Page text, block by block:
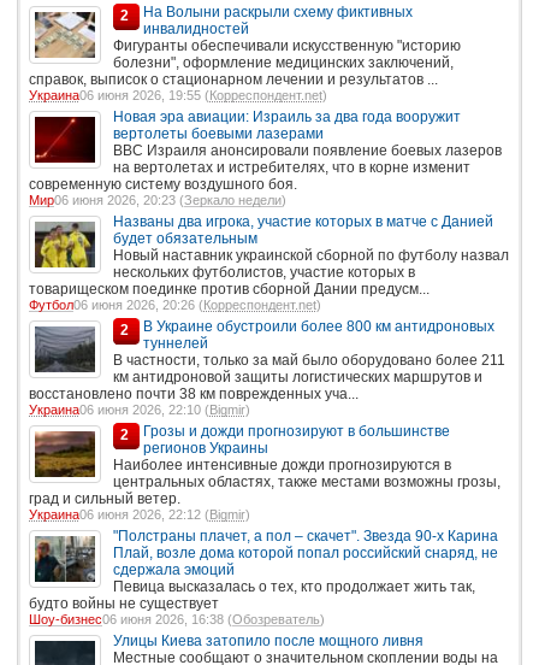
2
На Волыни раскрыли схему фиктивных
инвалидностей
Фигуранты обеспечивали искусственную "историю
болезни", оформление медицинских заключений,
справок, выписок о стационарном лечении и результатов ...
Украина06 июня 2026, 19:55 ( Корреспондент.net)
Новая эра авиации: Израиль за два года вооружит
вертолеты боевыми лазерами
ВВС Израиля анонсировали появление боевых лазеров
на вертолетах и истребителях, что в корне изменит
современную систему воздушного боя.
Мир06 июня 2026, 20:23 (Зеркало недели)
Названы два игрока, участие которых в матче с Данией
будет обязательным
Новый наставник украинской сборной по футболу назвал
нескольких футболистов, участие которых в
товарищеском поединке против сборной Дании предусм...
Футбол06 июня 2026, 20:26 ( Корреспондент.net)
2
В Украине обустроили более 800 км антидроновых
туннелей
В частности, только за май было оборудовано более 211
км антидроновой защиты логистических маршрутов и
восстановлено почти 38 км поврежденных уча...
Украина06 июня 2026, 22:10 ( Bigmir)
2
Грозы и дожди прогнозируют в большинстве
регионов Украины
Наиболее интенсивные дожди прогнозируются в
центральных областях, также местами возможны грозы,
град и сильный ветер.
Украина06 июня 2026, 22:12 ( Bigmir)
"Полстраны плачет, а пол – скачет". Звезда 90-х Карина
Плай, возле дома которой попал российский снаряд, не
сдержала эмоций
Певица высказалась о тех, кто продолжает жить так,
будто войны не существует
Шоу-бизнес06 июня 2026, 16:38 (Обозреватель)
Улицы Киева затопило после мощного ливня
Местные сообщают о значительном скоплении воды на